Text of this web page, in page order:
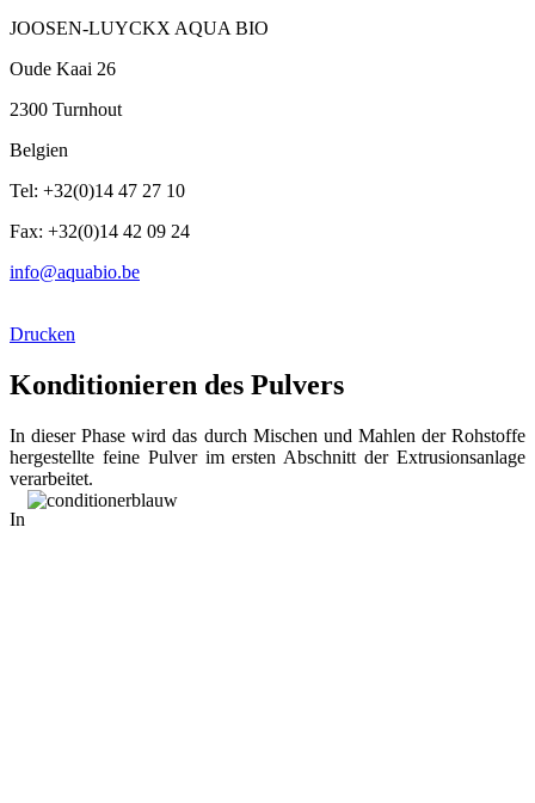
JOOSEN-LUYCKX AQUA BIO
Oude Kaai 26
2300 Turnhout
Belgien
Tel: +32(0)14 47 27 10
Fax: +32(0)14 42 09 24
info@aquabio.be
Drucken
Konditionieren des Pulvers
In dieser Phase wird das durch Mischen und Mahlen der Rohstoffe
hergestellte feine Pulver im ersten Abschnitt der Extrusionsanlage
verarbeitet.
In